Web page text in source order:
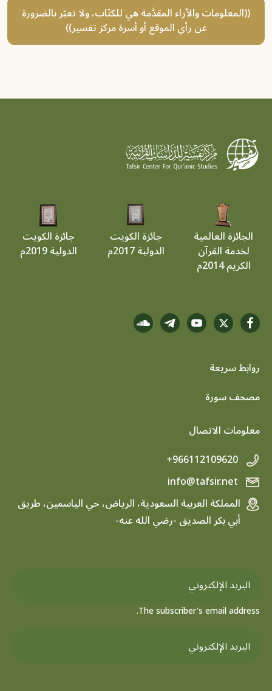
((المعلومات والآراء المقدَّمة هي للكتّاب، ولا تعبّر بالضرورة
عن رأي الموقع أو أسرة مركز تفسير))
الجائزة العالمية
لخدمة القرآن
الكريم 2014م
جائزة الكويت
الدولية 2017م
جائزة الكويت
الدولية 2019م
روابط سريعة
footer menu
مصحف سورة
معلومات الاتصال
+966112109620
info@tafsir.net
المملكة العربية السعودية، الرياض، حي الياسمين، طريق
أبي بكر الصديق -رضي الله عنه-
The subscriber's email address.